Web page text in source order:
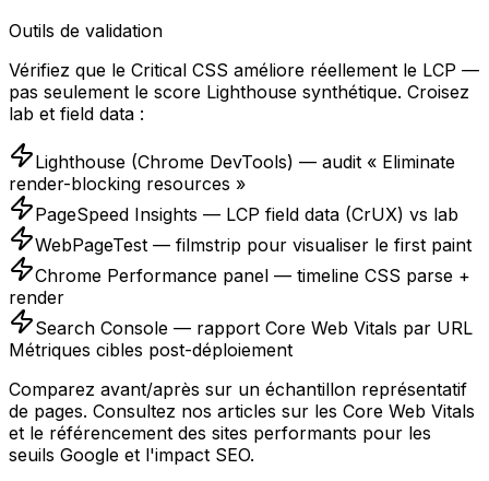
Outils de validation
Vérifiez que le Critical CSS améliore réellement le LCP —
pas seulement le score Lighthouse synthétique. Croisez
lab et field data :
Lighthouse (Chrome DevTools) — audit « Eliminate
render-blocking resources »
PageSpeed Insights — LCP field data (CrUX) vs lab
WebPageTest — filmstrip pour visualiser le first paint
Chrome Performance panel — timeline CSS parse +
render
Search Console — rapport Core Web Vitals par URL
Métriques cibles post-déploiement
Comparez avant/après sur un échantillon représentatif
de pages. Consultez nos articles sur les Core Web Vitals
et le référencement des sites performants pour les
seuils Google et l'impact SEO.